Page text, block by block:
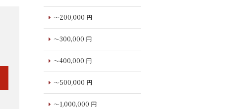
～200,000 円
～300,000 円
～400,000 円
～500,000 円
～1,000,000 円